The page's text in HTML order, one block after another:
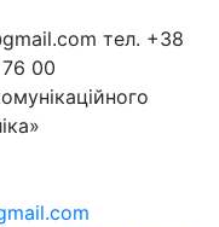
тел. +38
00